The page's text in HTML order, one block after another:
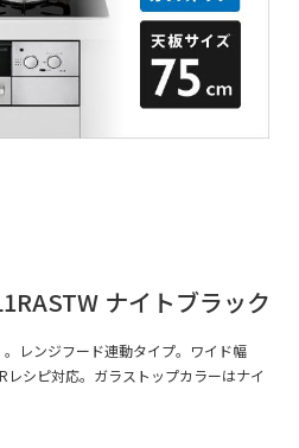
ナイトブラック
レンジフード連動タイプ。ワイド幅
シピ対応。ガラストップカラーはナイ